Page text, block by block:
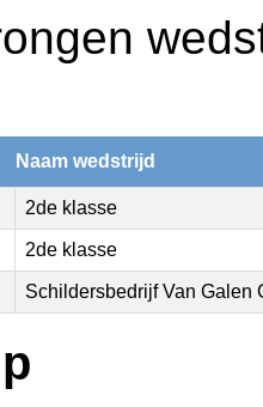
Naam wedstrijd
2de klasse
2de klasse
Schildersbedrijf Van Galen